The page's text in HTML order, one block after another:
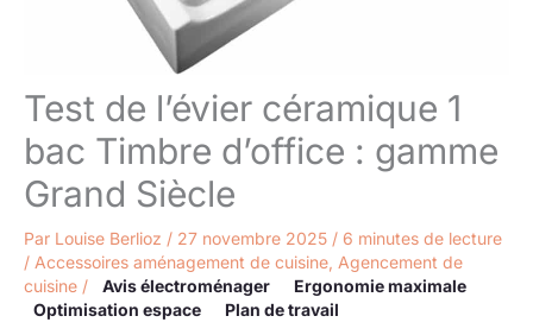
Test de l’évier céramique 1
bac Timbre d’office : gamme
Grand Siècle
Par Louise Berlioz / 27 novembre 2025 / 6 minutes de lecture
/ Accessoires aménagement de cuisine Agencement de
cuisine / Avis électroménager
Ergonomie maximale
Optimisation espace
Plan de travail